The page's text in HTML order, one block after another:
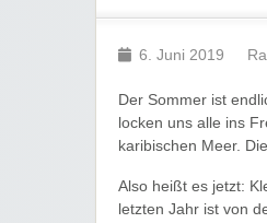
6. Juni 2019
Der Sommer ist
locken uns alle ins
karibischen Meer.
Also heißt es jetzt:
letzten Jahr ist von